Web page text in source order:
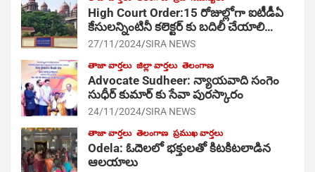
High Court Order:15 రోజుల్లోగా ఐటీడీఏ
కేసులన్నింటినీ కలెక్టర్ కు బదిలీ చేయాలి…
27/11/2024 SIRA NEWS
తాజా వార్తలు జిల్లా వార్తలు తెలంగాణ
Advocate Sudheer: న్యాయవాది సంగెం
సుధీర్ కుమార్ కు సేవా పురస్కారం
24/11/2024 SIRA NEWS
తాజా వార్తలు తెలంగాణ ప్రముఖ వార్తలు
Odela: ఓదెల‌లో భక్తులతో కిటకిటలాడిన
ఆల‌యాలు